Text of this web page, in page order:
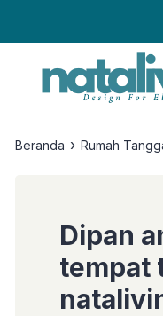
Beranda › Rumah
Dipan
tempat